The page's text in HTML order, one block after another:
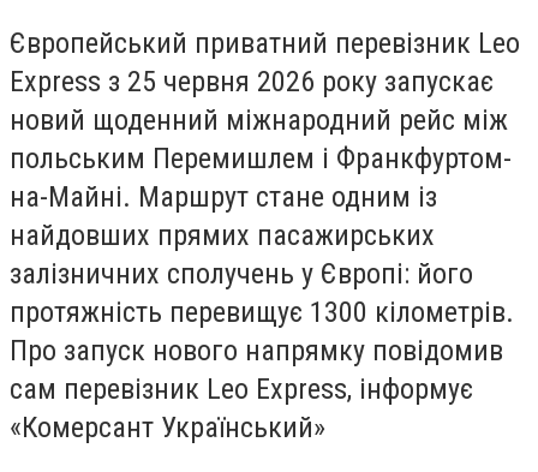
Європейський приватний перевізник Leo
Express з 25 червня 2026 року запускає
новий щоденний міжнародний рейс між
польським Перемишлем і Франкфуртом-
на-Майні. Маршрут стане одним із
найдовших прямих пасажирських
залізничних сполучень у Європі: його
протяжність перевищує 1300 кілометрів.
Про запуск нового напрямку повідомив
сам перевізник Leo Express, інформує
«Комерсант Український»